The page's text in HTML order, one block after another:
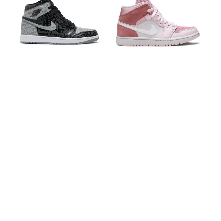
Retro
High
Rebellionaire
Digital
Pink